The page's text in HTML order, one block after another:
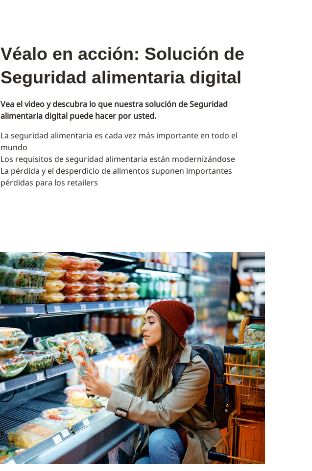
Véalo en acción: Solución de
Seguridad alimentaria digital
Vea el video y descubra lo que nuestra solución de Seguridad
alimentaria digital puede hacer por usted.
La seguridad alimentaria es cada vez más importante en todo el
mundo
Los requisitos de seguridad alimentaria están modernizándose
La pérdida y el desperdicio de alimentos suponen importantes
pérdidas para los retailers